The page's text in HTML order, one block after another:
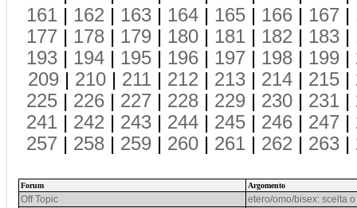
161 | 162 | 163 | 164 | 165 | 166 | 167 |
177 | 178 | 179 | 180 | 181 | 182 | 183 |
193 | 194 | 195 | 196 | 197 | 198 | 199 |
209 | 210 | 211 | 212 | 213 | 214 | 215 |
225 | 226 | 227 | 228 | 229 | 230 | 231 |
241 | 242 | 243 | 244 | 245 | 246 | 247 |
257 | 258 | 259 | 260 | 261 | 262 | 263 |
Forum Argomento
Off Topic
etero/omo/bisex: scelta